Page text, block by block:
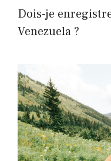
Dois-je
Venezuela ?